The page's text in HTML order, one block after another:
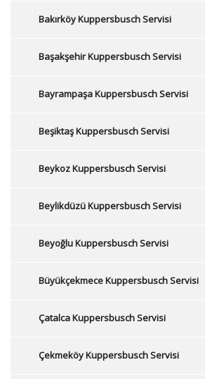
Bakırköy Kuppersbusch Servisi
Başakşehir Kuppersbusch Servisi
Bayrampaşa Kuppersbusch Servisi
Beşiktaş Kuppersbusch Servisi
Beykoz Kuppersbusch Servisi
Beylikdüzü Kuppersbusch Servisi
Beyoğlu Kuppersbusch Servisi
Büyükçekmece Kuppersbusch Servisi
Çatalca Kuppersbusch Servisi
Çekmeköy Kuppersbusch Servisi